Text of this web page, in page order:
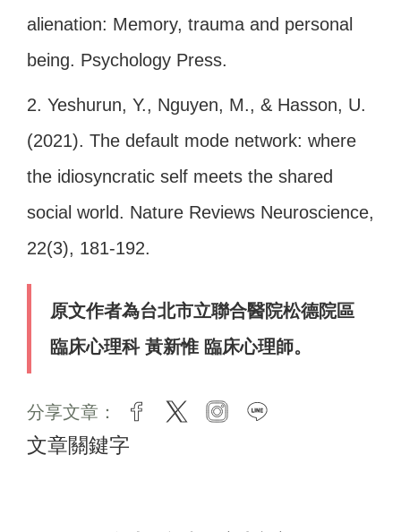
alienation: Memory, trauma and personal
being. Psychology Press.
2. Yeshurun, Y., Nguyen, M., & Hasson, U.
(2021). The default mode network: where
the idiosyncratic self meets the shared
social world. Nature Reviews Neuroscience,
22(3), 181-192.
原文作者為台北市立聯合醫院松德院區
臨床心理科 黃新惟 臨床心理師。
分享文章： facebook
twitter instagram
文章關鍵字